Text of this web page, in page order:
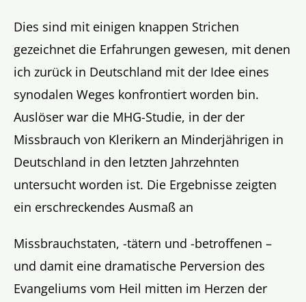
Dies sind mit einigen knappen Strichen
gezeichnet die Erfahrungen gewesen, mit denen
ich zurück in Deutschland mit der Idee eines
synodalen Weges konfrontiert worden bin.
Auslöser war die MHG-Studie, in der der
Missbrauch von Klerikern an Minderjährigen in
Deutschland in den letzten Jahrzehnten
untersucht worden ist. Die Ergebnisse zeigten
ein erschreckendes Ausmaß an
Missbrauchstaten, -tätern und -betroffenen –
und damit eine dramatische Perversion des
Evangeliums vom Heil mitten im Herzen der